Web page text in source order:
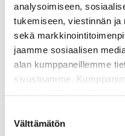
analysoimiseen,
tukemiseen, viestinnän ja
sekä
jaamme sosiaalisen
alan kumppaneillemme
sivustoamme.
valinta
Välttämätön